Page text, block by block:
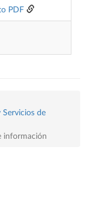
PDF
Servicios de
información